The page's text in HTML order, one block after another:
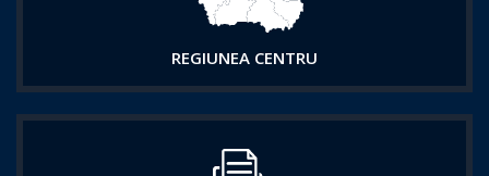
REGIUNEA CENTRU